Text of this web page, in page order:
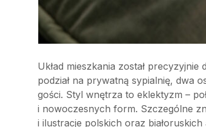
Układ mieszkania został
podział na prywatną sypialnię, dwa
gości. Styl wnętrza to eklektyzm –
i nowoczesnych form. Szczególne
i ilustracje polskich oraz